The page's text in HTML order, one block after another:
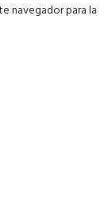
navegador para la